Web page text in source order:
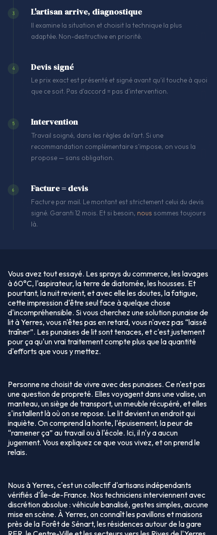
3 L'artisan arrive, diagnostique
Il examine la situation et choisit la technique la plus
adaptée. Non-destructive en priorité.
4 Devis signé
Le prix exact est présenté et signé avant qu'il touche à quoi
que ce soit. Pas d'accord = pas d'intervention.
5 Intervention
Travail soigné, dans les règles de l'art. Si une
recommandation complémentaire s'impose, on vous la
propose — sans obligation.
6 Facture = devis
Facture par mail. Le montant est strictement celui du devis
signé. Garanti 12 mois. Et si besoin, nous sommes toujours
là.
Vous avez tout essayé. Les sprays du commerce, les lavages
à 60°C, l'aspirateur, la terre de diatomée, les housses. Et
pourtant, la nuit revient, et avec elle les doutes, la fatigue,
cette impression d'être seul face à quelque chose
d'incompréhensible. Si vous cherchez une solution punaise de
lit à Yerres, vous n'êtes pas en retard, vous n'avez pas “laissé
traîner”. Les punaises de lit sont tenaces, et c'est justement
pour ça qu'un vrai traitement compte plus que la quantité
d'efforts que vous y mettez.
Personne ne choisit de vivre avec des punaises. Ce n'est pas
une question de propreté. Elles voyagent dans une valise, un
manteau, un siège de transport, un meuble récupéré, et elles
s'installent là où on se repose. Le lit devient un endroit qui
inquiète. On comprend la honte, l'épuisement, la peur de
“ramener ça” au travail ou à l'école. Ici, il n'y a aucun
jugement. Vous expliquez ce que vous vivez, et on prend le
relais.
Nous à Yerres, c'est un collectif d'artisans indépendants
vérifiés d'Île-de-France. Nos techniciens interviennent avec
discrétion absolue : véhicule banalisé, gestes simples, aucune
mise en scène. À Yerres, on connaît les pavillons et maisons
près de la Forêt de Sénart, les résidences autour de la gare